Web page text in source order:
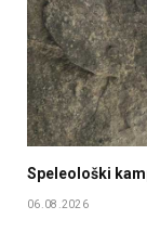
Speleološki
06.08.2026